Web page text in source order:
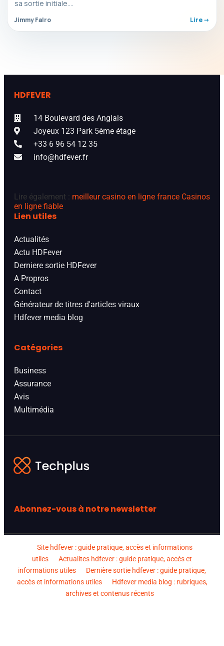
sa sortie initiale.…
Jimmy Falro Lire ->
HDFEVER
14 Boulevard des Anglais
Joyeux 123 Park 5ème étage
+33 6 96 54 12 35
info@hdfever.fr
Lire également : meilleur casino en ligne france Casinos
en ligne fiable
Lien utiles
Actualités
Actu HDFever
Derniere sortie HDFever
A Propros
Contact
Générateur de titres d'articles viraux
Hdfever media blog
Catégories
Business
Assurance
Avis
Multimédia
Abonnez-vous à notre newsletter
Site hdfever : guide pratique, accès et informations
utiles
Actualites hdfever : guide pratique, accès et
informations utiles
Dernière sortie hdfever : guide pratique,
accès et informations utiles
Hdfever media blog : rubriques,
archives et contenus récents